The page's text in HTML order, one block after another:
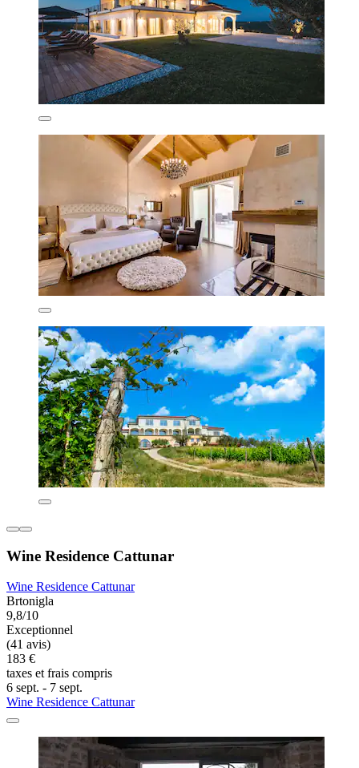
Wine Residence Cattunar
Wine Residence Cattunar
Brtonigla
9,8/10
Exceptionnel
(41 avis)
183 €
taxes et frais compris
6 sept. - 7 sept.
Wine Residence Cattunar